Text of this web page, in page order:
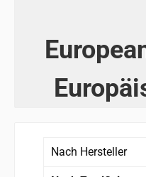
Nach Hersteller